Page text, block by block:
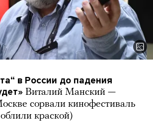
в России до падения
Виталий Манский —
сорвали кинофестиваль
краской)